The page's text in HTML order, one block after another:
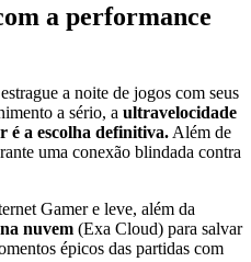
a performance
a noite de jogos com seus
a sério, a ultravelocidade
é a escolha definitiva. Além de
uma conexão blindada contra
Gamer e leve, além da
nuvem (Exa Cloud) para salvar
épicos das partidas com